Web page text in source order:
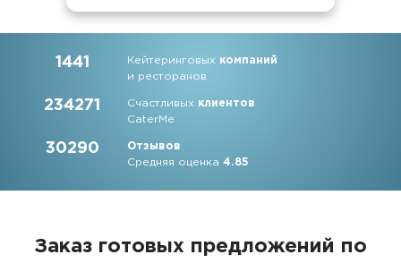
1441 Кейтеринговых компаний
и ресторанов
234271 Счастливых клиентов
CaterMe
30290
Отзывов
Средняя оценка4.85
Заказ готовых предложений по